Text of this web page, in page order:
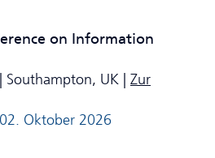
on Information
UK | Zur
02. Oktober 2026